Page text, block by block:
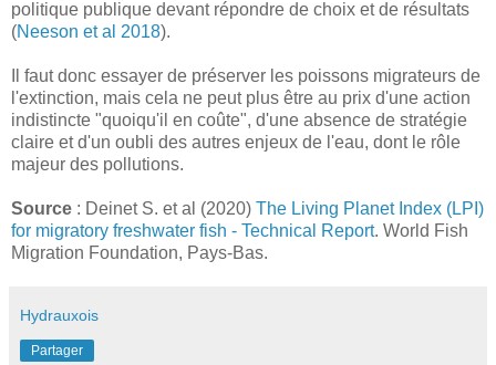
politique publique devant répondre de choix et de résultats
(Neeson et al 2018).
Il faut donc essayer de préserver les poissons migrateurs de
l'extinction, mais cela ne peut plus être au prix d'une action
indistincte "quoiqu'il en coûte", d'une absence de stratégie
claire et d'un oubli des autres enjeux de l'eau, dont le rôle
majeur des pollutions.
Source : Deinet S. et al (2020) The Living Planet Index (LPI)
for migratory freshwater fish - Technical Report. World Fish
Migration Foundation, Pays-Bas.
Hydrauxois
Partager